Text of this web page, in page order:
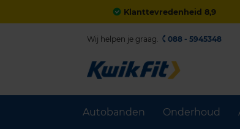
Klanttevredenheid 8,9
Autobanden Onderhoud
Wij helpen je graag. 088 - 5945348